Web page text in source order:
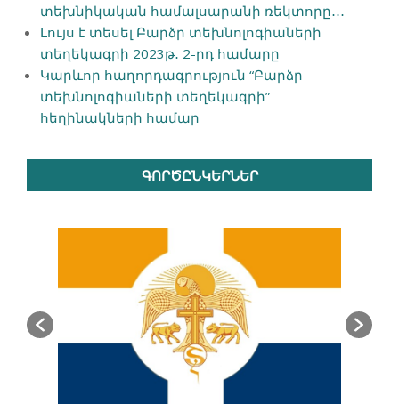
տեխնիկական համալսարանի ռեկտորը․․․
Լույս է տեսել Բարձր տեխնոլոգիաների
տեղեկագրի 2023թ․ 2-րդ համարը
Կարևոր հաղորդագրություն “Բարձր
տեխնոլոգիաների տեղեկագրի”
հեղինակների համար
ԳՈՐԾԸՆԿԵՐՆԵՐ